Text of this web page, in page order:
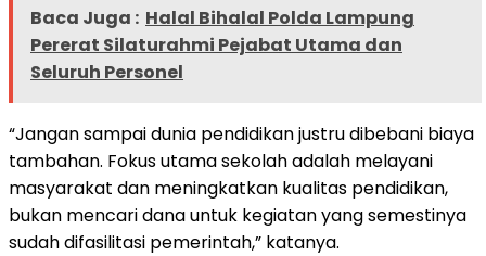
Baca Juga : Halal Bihalal Polda Lampung
Pererat Silaturahmi Pejabat Utama dan
Seluruh Personel
“Jangan sampai dunia pendidikan justru dibebani biaya
tambahan. Fokus utama sekolah adalah melayani
masyarakat dan meningkatkan kualitas pendidikan,
bukan mencari dana untuk kegiatan yang semestinya
sudah difasilitasi pemerintah,” katanya.